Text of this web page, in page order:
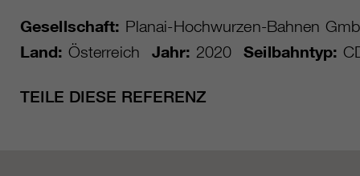
Gesellschaft: Planai-Hochwurzen-Bahnen
Land: Österreich Jahr: 2020 Seilbahntyp:
TEILE DIESE REFERENZ